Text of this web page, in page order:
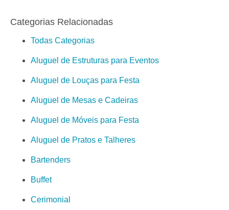
Categorias Relacionadas
Todas Categorias
Aluguel de Estruturas para Eventos
Aluguel de Louças para Festa
Aluguel de Mesas e Cadeiras
Aluguel de Móveis para Festa
Aluguel de Pratos e Talheres
Bartenders
Buffet
Cerimonial